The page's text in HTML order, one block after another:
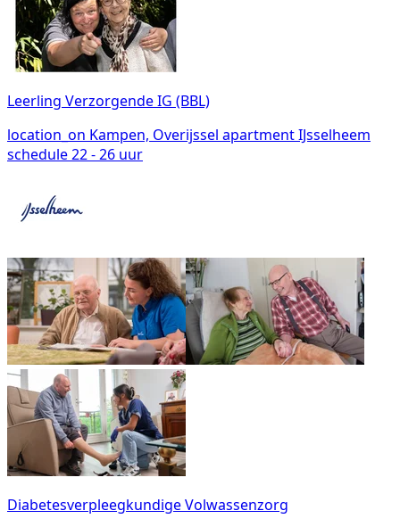
Leerling Verzorgende IG (BBL)
location_on Kampen, Overijssel apartmentIJsselheem
schedule22 - 26 uur
Diabetesverpleegkundige Volwassenzorg